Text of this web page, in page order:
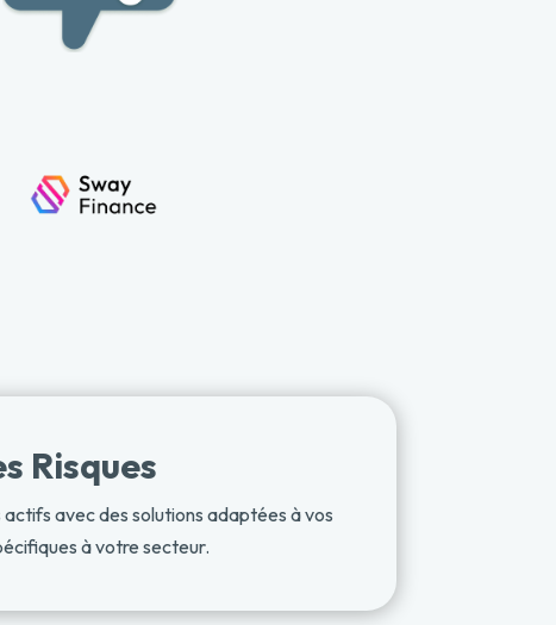
Risques
avec des solutions adaptées à vos
à votre secteur.